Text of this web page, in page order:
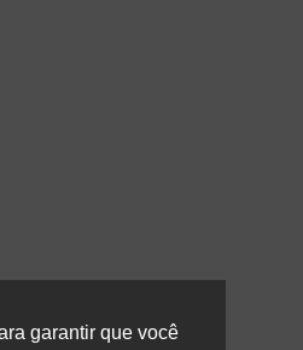
garantir que você